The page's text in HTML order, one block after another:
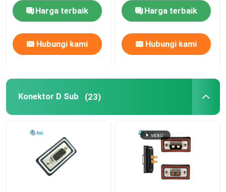
Harga terbaik
Hubungi kami
Harga terbaik
Hubungi kami
Konektor D Sub (23)